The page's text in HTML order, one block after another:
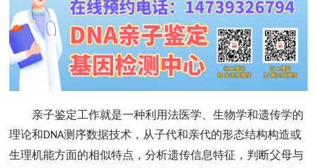
亲子鉴定工作就是一种利用法医学、生物学和遗传学的
理论和DNA测序数据技术，从子代和亲代的形态结构构造或
生理机能方面的相似特点，分析遗传信息特征，判断父母与